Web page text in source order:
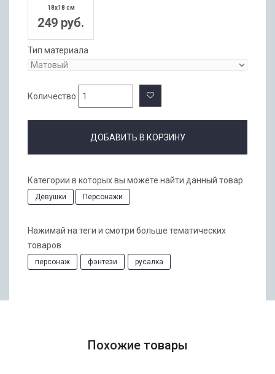
18x18 см
249 руб.
Тип материала
Количество
ДОБАВИТЬ В КОРЗИНУ
Категории в которых вы можете найти данный товар
Девушки Персонажи
Нажимай на теги и смотри больше тематических
товаров
персонаж фэнтези русалка
Похожие товары